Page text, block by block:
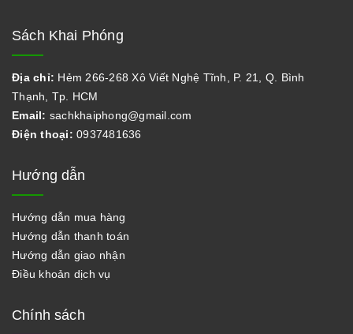
Sách Khai Phóng
Địa chỉ: Hẻm 266-268 Xô Viết Nghệ Tĩnh, P. 21, Q. Bình
Thạnh, Tp. HCM
Email: sachkhaiphong@gmail.com
Điện thoại: 0937481636
Hướng dẫn
Hướng dẫn mua hàng
Hướng dẫn thanh toán
Hướng dẫn giao nhận
Điều khoản dịch vụ
Chính sách